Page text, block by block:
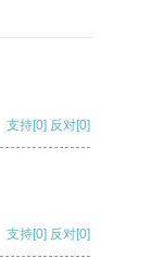
支持[0] 反对[0]
支持[0] 反对[0]